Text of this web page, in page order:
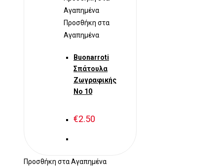
Αγαπημένα
Προσθήκη στα
Αγαπημένα
Buonarroti
Σπάτουλα
Ζωγραφικής
Νο 10
€2.50
Προσθήκη στα Αγαπημένα